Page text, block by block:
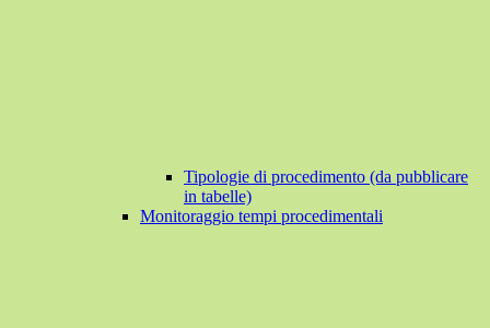
Tipologie di procedimento (da pubblicare
in tabelle)
Monitoraggio tempi procedimentali